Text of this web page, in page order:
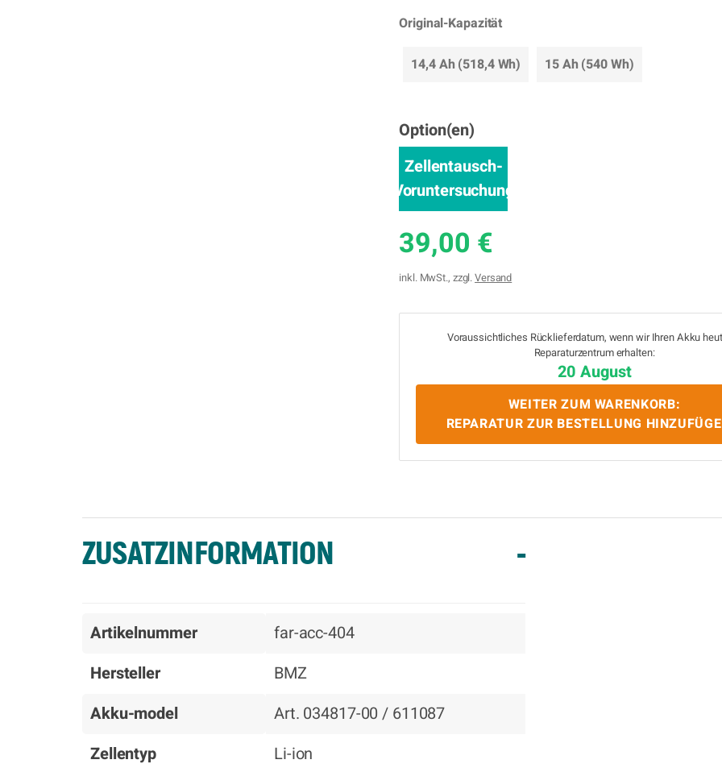
Original-Kapazität
14,4 Ah (518,4 Wh) 15 Ah (540 Wh)
Option(en)
Zellentausch-
Voruntersuchung
39,00 €
inkl. MwSt., zzgl.Versand
Voraussichtliches Rücklieferdatum, wenn wir Ihren Akku
Reparaturzentrum erhalten:
20 August
WEITER ZUM WARENKORB:
REPARATUR ZUR BESTELLUNG
ZUSATZINFORMATION -
Artikelnummer
far-acc-404
Hersteller
BMZ
Akku-model
Art. 034817-00 / 611087
Zellentyp
Li-ion